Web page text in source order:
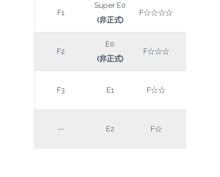
F1
Super E0
(非正式)
F☆☆☆☆
F2
E0
(非正式)
F☆☆☆
F3 E1 F☆☆
-- E2 F☆